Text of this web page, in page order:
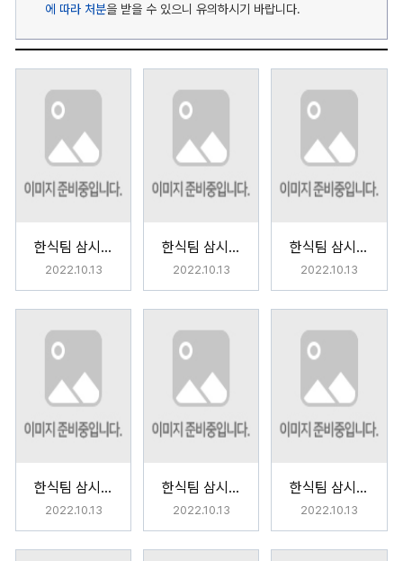
에 따라 처분을 받을 수 있으니 유의하시기 바랍니다.
한식팀 삼시세끼(삼시6끼)
2022.10.13
한식팀 삼시세끼(삼시6끼)
2022.10.13
한식팀 삼시세끼(삼시6끼)
2022.10.13
한식팀 삼시세끼(삼시6끼)
2022.10.13
한식팀 삼시세끼(삼시6끼)
2022.10.13
한식팀 삼시세끼(삼시6끼)
2022.10.13